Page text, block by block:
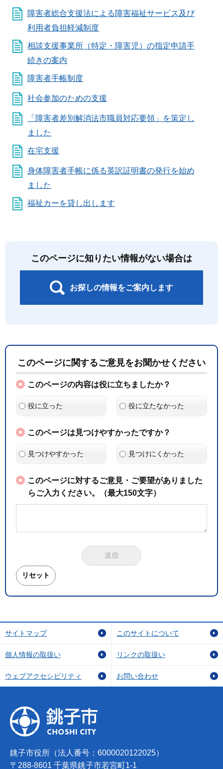
障害者総合支援法による障害福祉サービス及び
利用者負担軽減制度
相談支援事業所（特定・障害児）の指定申請手
続きの案内
障害者手帳制度
社会参加のための支援
「障害者差別解消法市職員対応要領」を策定し
ました
在宅支援
身体障害者手帳に係る英訳証明書の発行を始め
ました
福祉カーを貸し出します
このページに知りたい情報がない場合は
お探しの情報をご案内します
このページに関するご意見をお聞かせください
このページの内容は役に立ちましたか？
役に立った 役に立たなかった
このページは見つけやすかったですか？
見つけやすかった 見つけにくかった
このページに対するご意見・ご要望がありました
らご入力ください。（最大150文字）
サイトマップ このサイトについて
個人情報の取扱い リンクの取扱い
ウェブアクセシビリティ お問い合わせ
銚子市役所（法人番号：6000020122025）
〒288-8601 千葉県銚子市若宮町1-1